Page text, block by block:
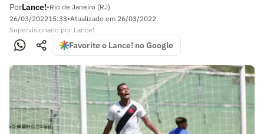
PorLance!•Rio de Janeiro (RJ)
26/03/202215:33•Atualizado em 26/03/2022
Supervisionado por Lance!
Favorite o Lance! no Google